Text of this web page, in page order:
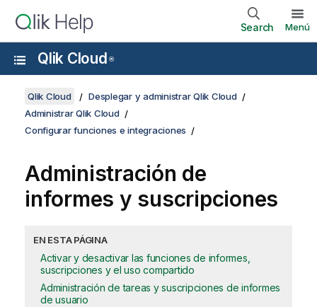
Search Menú
Qlik Cloud ®
Qlik Cloud
Desplegar y administrar Qlik Cloud
Administrar Qlik Cloud
Configurar funciones e integraciones
Administración de
informes y suscripciones
EN ESTA PÁGINA
Activar y desactivar las funciones de informes,
suscripciones y el uso compartido
Administración de tareas y suscripciones de informes
de usuario